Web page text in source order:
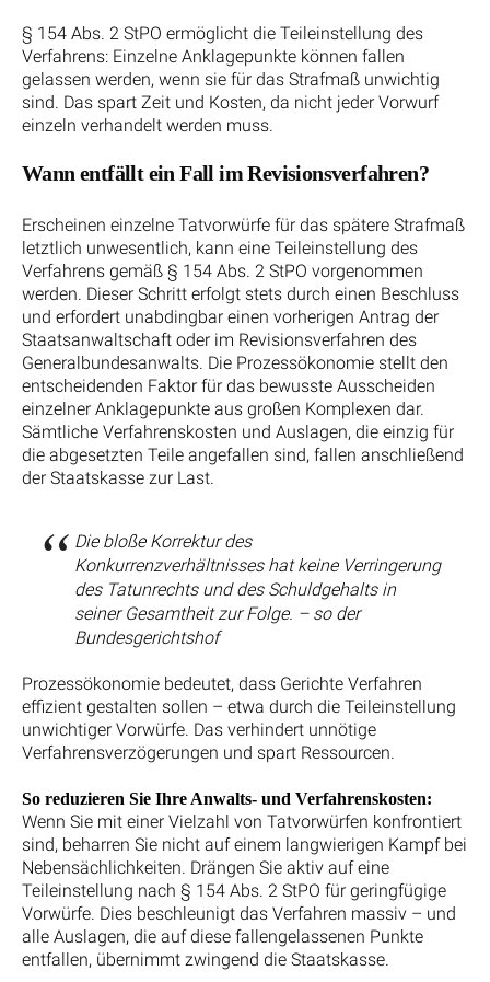
§ 154 Abs. 2 StPO ermöglicht die Teileinstellung des
Verfahrens: Einzelne Anklagepunkte können fallen
gelassen werden, wenn sie für das Strafmaß unwichtig
sind. Das spart Zeit und Kosten, da nicht jeder Vorwurf
einzeln verhandelt werden muss.
Wann entfällt ein Fall im Revisionsverfahren?
Erscheinen einzelne Tatvorwürfe für das spätere Strafmaß
letztlich unwesentlich, kann eine Teileinstellung des
Verfahrens gemäß § 154 Abs. 2 StPO vorgenommen
werden. Dieser Schritt erfolgt stets durch einen Beschluss
und erfordert unabdingbar einen vorherigen Antrag der
Staatsanwaltschaft oder im Revisionsverfahren des
Generalbundesanwalts. Die Prozessökonomie stellt den
entscheidenden Faktor für das bewusste Ausscheiden
einzelner Anklagepunkte aus großen Komplexen dar.
Sämtliche Verfahrenskosten und Auslagen, die einzig für
die abgesetzten Teile angefallen sind, fallen anschließend
der Staatskasse zur Last.
Die bloße Korrektur des
Konkurrenzverhältnisses hat keine Verringerung
des Tatunrechts und des Schuldgehalts in
seiner Gesamtheit zur Folge. – so der
Bundesgerichtshof
Prozessökonomie bedeutet, dass Gerichte Verfahren
effizient gestalten sollen – etwa durch die Teileinstellung
unwichtiger Vorwürfe. Das verhindert unnötige
Verfahrensverzögerungen und spart Ressourcen.
So reduzieren Sie Ihre Anwalts- und Verfahrenskosten:
Wenn Sie mit einer Vielzahl von Tatvorwürfen konfrontiert
sind, beharren Sie nicht auf einem langwierigen Kampf bei
Nebensächlichkeiten. Drängen Sie aktiv auf eine
Teileinstellung nach § 154 Abs. 2 StPO für geringfügige
Vorwürfe. Dies beschleunigt das Verfahren massiv – und
alle Auslagen, die auf diese fallengelassenen Punkte
entfallen, übernimmt zwingend die Staatskasse.